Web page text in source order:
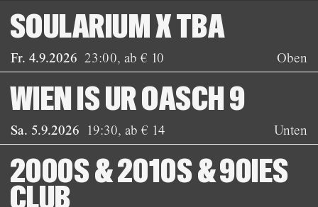
Fr. 4.9.2026 23:00, ab € 10
SOULARIUM X TBA
Oben
Sa. 5.9.2026 19:30, ab € 14
WIEN IS UR OASCH 9
Unten
2000S & 2010S & 90IES
CLUB